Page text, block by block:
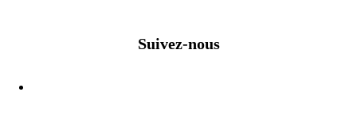
Suivez-nous